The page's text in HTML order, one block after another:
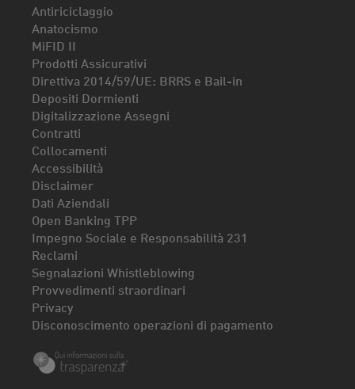
Antiriciclaggio
Anatocismo
MiFID II
Prodotti Assicurativi
Direttiva 2014/59/UE: BRRS e Bail-in
Depositi Dormienti
Digitalizzazione Assegni
Contratti
Collocamenti
Accessibilità
Disclaimer
Dati Aziendali
Open Banking TPP
Impegno Sociale e Responsabilità 231
Reclami
Segnalazioni Whistleblowing
Provvedimenti straordinari
Privacy
Disconoscimento operazioni di pagamento